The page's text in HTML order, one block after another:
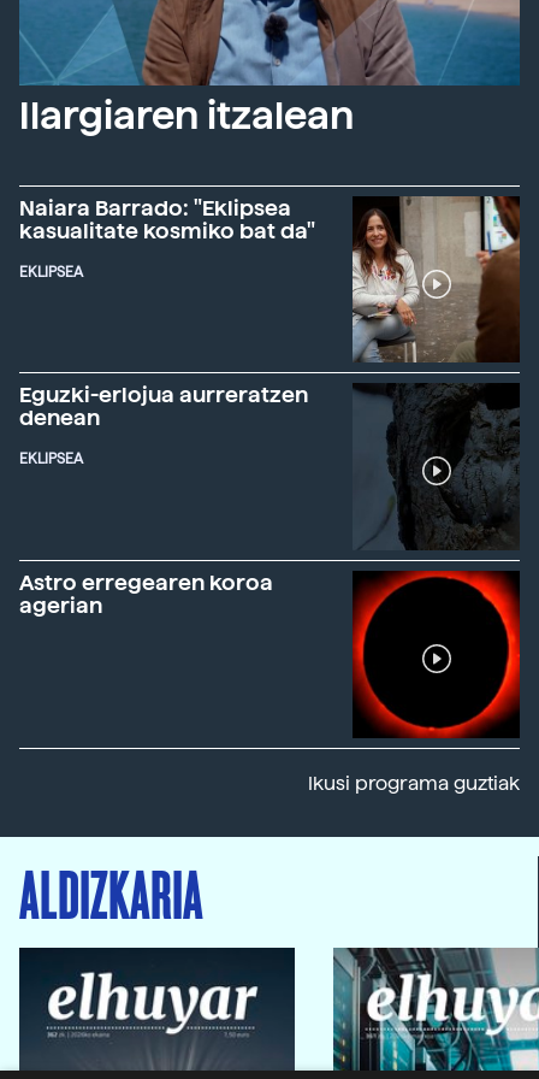
Ilargiaren itzalean
Naiara Barrado: "Eklipsea
kasualitate kosmiko bat da"
EKLIPSEA
Eguzki-erlojua aurreratzen
denean
EKLIPSEA
Astro erregearen koroa
agerian
Ikusi programa guztiak
ALDIZKARIA